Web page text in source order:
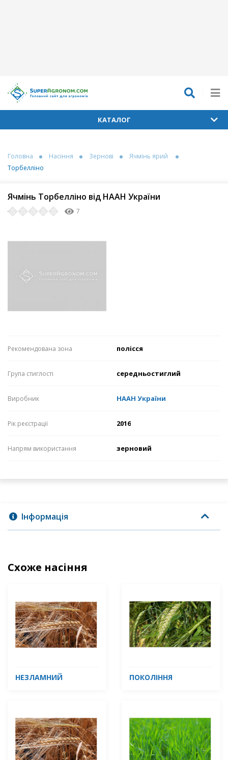
КАТАЛОГ
Головна Насіння Зернові
Ячмінь ярий
Торбелліно
Ячмінь Торбелліно від НААН України
7
Рекомендована зона полісся
Група стиглості середньостиглий
Виробник НААН України
Рік реєстрації 2016
Напрям використання зерновий
Інформація
Схоже насіння
НЕЗЛАМНИЙ ПОКОЛІННЯ